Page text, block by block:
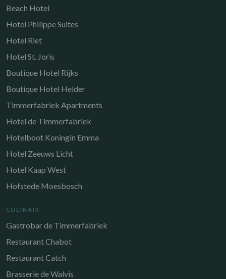
Beach Hotel
Hotel Philippe Suites
Hotel Riet
Hotel St. Joris
Boutique Hotel Rijks
Boutique Hotel Helder
Timmerfabriek Apartments
Hotel de Timmerfabriek
Hotelboot Koningin Emma
Hotel Zeeuws Licht
Hotel Kaap West
Hofstede Moesbosch
CULINAIR
Gastrobar de Timmerfabriek
Restaurant Chabot
Restaurant Catch
Brasserie de Walvis